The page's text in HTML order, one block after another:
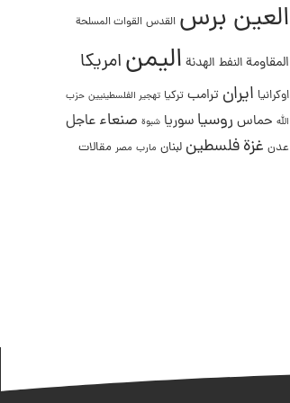
العين برس القدس القوات المسلحة
المقاومةالنفط الهدنة اليمنامريكا
اوكرانيا ايران ترامب تركيا تهجير الفلسطينيين حزب
الله حماس روسيا سوريا شبوة صنعاء عاجل
عدن غزةفلسطين لبنان مارب مصر مقالات